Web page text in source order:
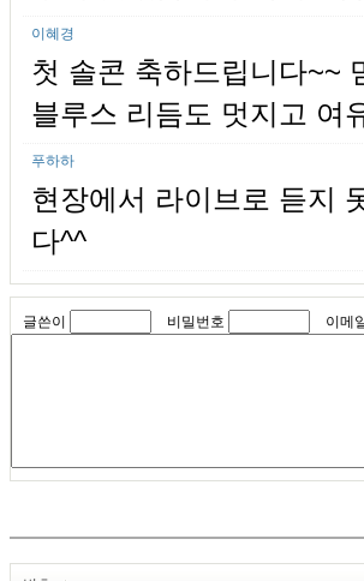
이혜경
첫 솔콘 축하드립니다~~
블루스 리듬도 멋지고 여
푸하하
현장에서 라이브로 듣지
다^^
글쓴이 비밀번호 이메